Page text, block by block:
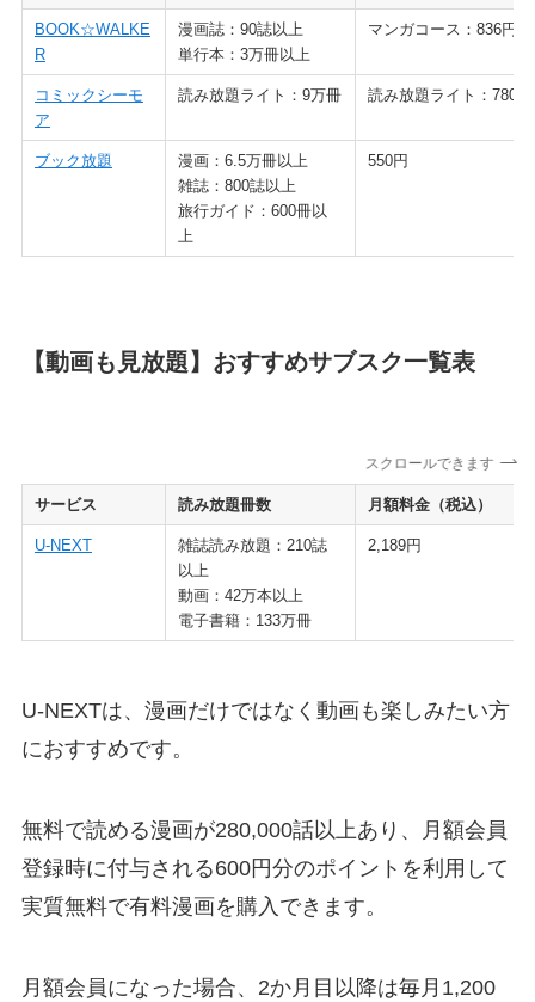
BOOK☆WALKE
R
漫画誌：90誌以上
単行本：3万冊以上
マンガコース：836円
コミックシーモ
ア
読み放題ライト：9万冊 読み放題ライト：780円
ブック放題
漫画：6.5万冊以上
雑誌：800誌以上
旅行ガイド：600冊以
上
550円
【動画も見放題】おすすめサブスク一覧表
スクロールできます
サービス 読み放題冊数 月額料金（税込）
U-NEXT
雑誌読み放題：210誌
以上
動画：42万本以上
電子書籍：133万冊
2,189円
U-NEXTは、漫画だけではなく動画も楽しみたい方
におすすめです。
無料で読める漫画が280,000話以上あり、月額会員
登録時に付与される600円分のポイントを利用して
実質無料で有料漫画を購入できます。
月額会員になった場合、2か月目以降は毎月1,200